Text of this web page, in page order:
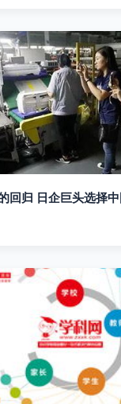
回归 日企巨头选择